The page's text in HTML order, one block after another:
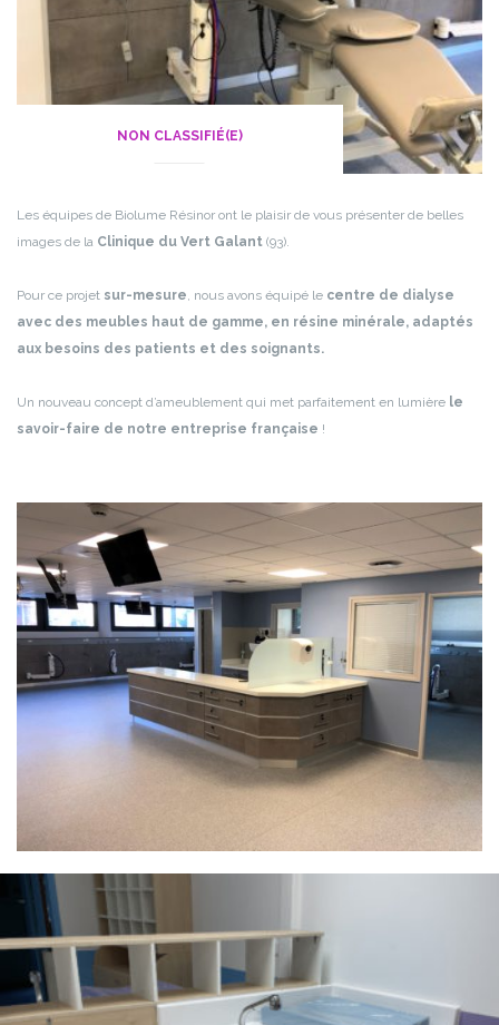
NON CLASSIFIÉ(E)
Les équipes de Biolume Résinor ont le plaisir de vous présenter de belles
images de la Clinique du Vert Galant (93).
Pour ce projet sur-mesure , nous avons équipé le centre de dialyse
avec des meubles haut de gamme, en résine minérale, adaptés
aux besoins des patients et des soignants.
Un nouveau concept d’ameublement qui met parfaitement en lumière le
savoir-faire de notre entreprise française !